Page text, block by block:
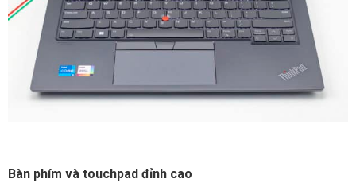
Bàn phím và touchpad đỉnh cao